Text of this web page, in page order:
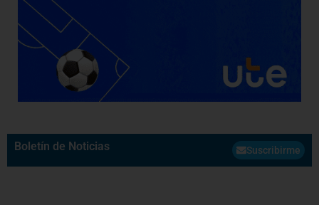
Boletín de Noticias Suscribirme